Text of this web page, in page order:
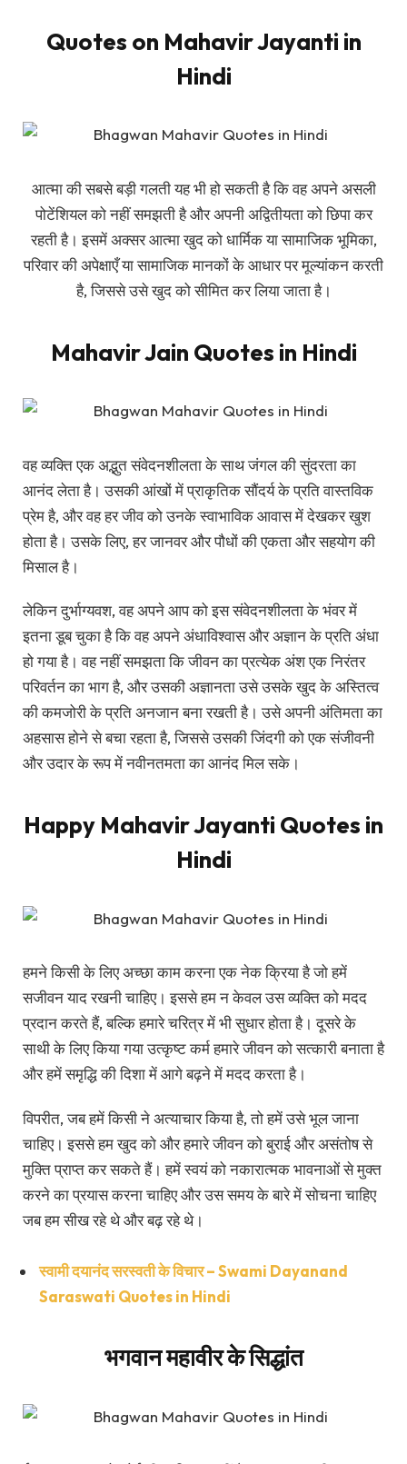
Quotes on Mahavir Jayanti in
Hindi
आत्मा की सबसे बड़ी गलती यह भी हो सकती है कि वह अपने असली
पोटेंशियल को नहीं समझती है और अपनी अद्वितीयता को छिपा कर
रहती है। इसमें अक्सर आत्मा खुद को धार्मिक या सामाजिक भूमिका,
परिवार की अपेक्षाएँ या सामाजिक मानकों के आधार पर मूल्यांकन करती
है, जिससे उसे खुद को सीमित कर लिया जाता है।
Mahavir Jain Quotes in Hindi
वह व्यक्ति एक अद्भुत संवेदनशीलता के साथ जंगल की सुंदरता का
आनंद लेता है। उसकी आंखों में प्राकृतिक सौंदर्य के प्रति वास्तविक
प्रेम है, और वह हर जीव को उनके स्वाभाविक आवास में देखकर खुश
होता है। उसके लिए, हर जानवर और पौधों की एकता और सहयोग की
मिसाल है।
लेकिन दुर्भाग्यवश, वह अपने आप को इस संवेदनशीलता के भंवर में
इतना डूब चुका है कि वह अपने अंधाविश्वास और अज्ञान के प्रति अंधा
हो गया है। वह नहीं समझता कि जीवन का प्रत्येक अंश एक निरंतर
परिवर्तन का भाग है, और उसकी अज्ञानता उसे उसके खुद के अस्तित्व
की कमजोरी के प्रति अनजान बना रखती है। उसे अपनी अंतिमता का
अहसास होने से बचा रहता है, जिससे उसकी जिंदगी को एक संजीवनी
और उदार के रूप में नवीनतमता का आनंद मिल सके।
Happy Mahavir Jayanti Quotes in
Hindi
हमने किसी के लिए अच्छा काम करना एक नेक क्रिया है जो हमें
सजीवन याद रखनी चाहिए। इससे हम न केवल उस व्यक्ति को मदद
प्रदान करते हैं, बल्कि हमारे चरित्र में भी सुधार होता है। दूसरे के
साथी के लिए किया गया उत्कृष्ट कर्म हमारे जीवन को सत्कारी बनाता है
और हमें समृद्धि की दिशा में आगे बढ़ने में मदद करता है।
विपरीत, जब हमें किसी ने अत्याचार किया है, तो हमें उसे भूल जाना
चाहिए। इससे हम खुद को और हमारे जीवन को बुराई और असंतोष से
मुक्ति प्राप्त कर सकते हैं। हमें स्वयं को नकारात्मक भावनाओं से मुक्त
करने का प्रयास करना चाहिए और उस समय के बारे में सोचना चाहिए
जब हम सीख रहे थे और बढ़ रहे थे।
स्वामी दयानंद सरस्वती के विचार – Swami Dayanand
Saraswati Quotes in Hindi
भगवान महावीर के सिद्धांत